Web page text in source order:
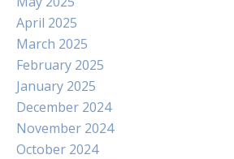
April 2025
March 2025
February 2025
January 2025
December 2024
November 2024
October 2024